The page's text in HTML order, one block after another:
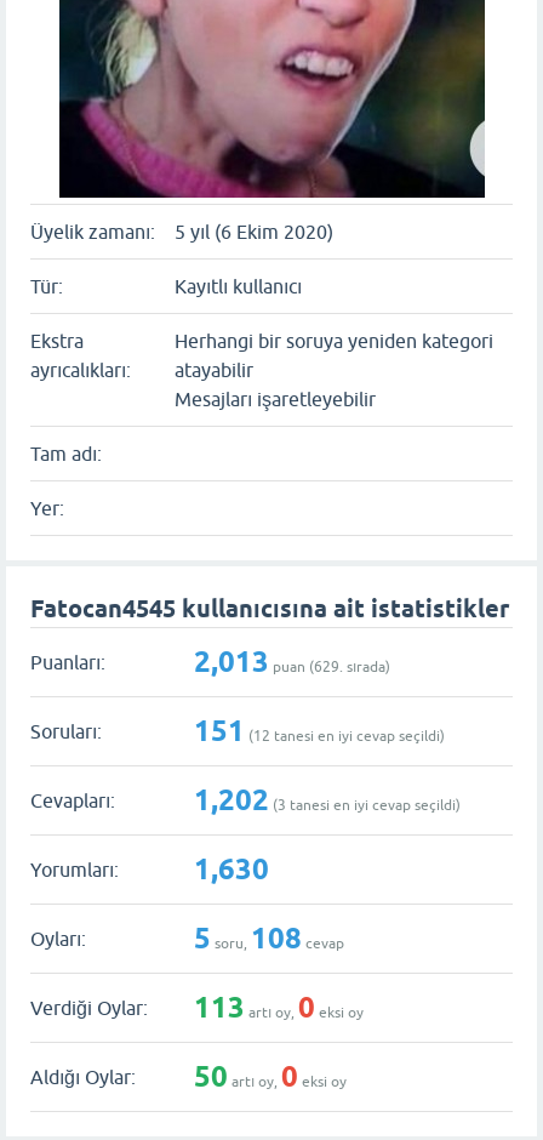
Üyelik zamanı: 5 yıl (6 Ekim 2020)
Tür: Kayıtlı kullanıcı
Ekstra
ayrıcalıkları:
Herhangi bir soruya yeniden kategori
atayabilir
Mesajları işaretleyebilir
Tam adı:
Yer:
Fatocan4545 kullanıcısına ait istatistikler
Puanları: 2,013 puan (629. sırada)
Soruları: 151 (12 tanesi en iyi cevap seçildi)
Cevapları: 1,202 (3 tanesi en iyi cevap seçildi)
Yorumları: 1,630
Oyları: 5 soru, 108 cevap
Verdiği Oylar: 113 artı oy, 0 eksi oy
Aldığı Oylar: 50 artı oy, 0 eksi oy